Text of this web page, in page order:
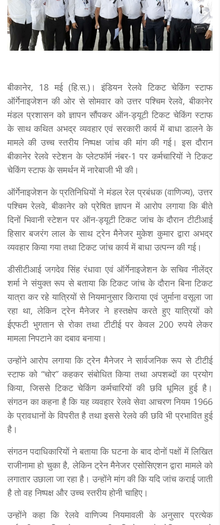
बीकानेर, 18 मई (हि.स.)। इंडियन रेलवे टिकट चेकिंग स्टाफ
ऑर्गेनाइजेशन की ओर से सोमवार को उत्तर पश्चिम रेलवे, बीकानेर
मंडल प्रशासन को ज्ञापन सौंपकर ऑन-ड्यूटी टिकट चेकिंग स्टाफ
के साथ कथित अभद्र व्यवहार एवं सरकारी कार्य में बाधा डालने के
मामले की उच्च स्तरीय निष्पक्ष जांच की मांग की गई। इस दौरान
बीकानेर रेलवे स्टेशन के प्लेटफॉर्म नंबर-1 पर कर्मचारियों ने टिकट
चेकिंग स्टाफ के समर्थन में नारेबाजी भी की।
ऑर्गेनाइजेशन के प्रतिनिधियों ने मंडल रेल प्रबंधक (वाणिज्य), उत्तर
पश्चिम रेलवे, बीकानेर को प्रेषित ज्ञापन में आरोप लगाया कि बीते
दिनों भिवानी स्टेशन पर ऑन-ड्यूटी टिकट जांच के दौरान टीटीआई
हिसार बजरंग लाल के साथ ट्रेन मैनेजर मुकेश कुमार द्वारा अभद्र
व्यवहार किया गया तथा टिकट जांच कार्य में बाधा उत्पन्न की गई।
डीसीटीआई जगदेव सिंह रंधावा एवं ऑर्गेनाइजेशन के सचिव नीलेंद्र
शर्मा ने संयुक्त रूप से बताया कि टिकट जांच के दौरान बिना टिकट
यात्रा कर रहे यात्रियों से नियमानुसार किराया एवं जुर्माना वसूला जा
रहा था, लेकिन ट्रेन मैनेजर ने हस्तक्षेप करते हुए यात्रियों को
ईएफटी भुगतान से रोका तथा टीटीई पर केवल 200 रुपये लेकर
मामला निपटाने का दबाव बनाया।
उन्होंने आरोप लगाया कि ट्रेन मैनेजर ने सार्वजनिक रूप से टीटीई
स्टाफ को “चोर” कहकर संबोधित किया तथा अपशब्दों का प्रयोग
किया, जिससे टिकट चेकिंग कर्मचारियों की छवि धूमिल हुई है।
संगठन का कहना है कि यह व्यवहार रेलवे सेवा आचरण नियम 1966
के प्रावधानों के विपरीत है तथा इससे रेलवे की छवि भी प्रभावित हुई
है।
संगठन पदाधिकारियों ने बताया कि घटना के बाद दोनों पक्षों में लिखित
राजीनामा हो चुका है, लेकिन ट्रेन मैनेजर एसोसिएशन द्वारा मामले को
लगातार उछाला जा रहा है। उन्होंने मांग की कि यदि जांच कराई जाती
है तो वह निष्पक्ष और उच्च स्तरीय होनी चाहिए।
उन्होंने कहा कि रेलवे वाणिज्य नियमावली के अनुसार प्रत्येक